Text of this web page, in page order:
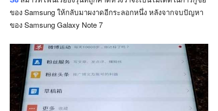
ของ Samsung ให้กลับมาผงาดอีกระลอกหนึ่ง หลังจากจบปัญหา
ของ Samsung Galaxy Note 7